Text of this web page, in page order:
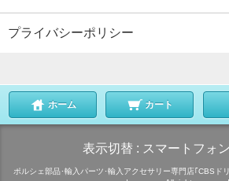
プライバシーポリシー
ホーム カート
表示切替 : スマートフォン
ポルシェ部品･輸入パーツ･輸入アクセサリー専門店｢CBS